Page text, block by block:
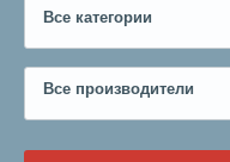
Все категории
Все производители